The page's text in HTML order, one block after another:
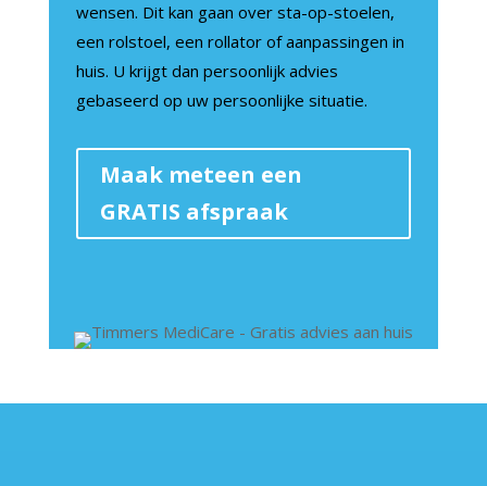
wensen. Dit kan gaan over sta-op-stoelen,
een rolstoel, een rollator of aanpassingen in
huis. U krijgt dan persoonlijk advies
gebaseerd op uw persoonlijke situatie.
Maak meteen een
GRATIS afspraak